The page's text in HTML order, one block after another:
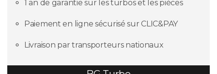
1 an de garantie sur les turbos et les pièces
Paiement en ligne sécurisé sur CLIC&PAY
Livraison par transporteurs nationaux